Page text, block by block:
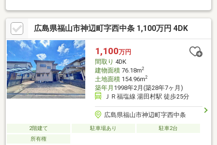
アーは【その場確定！ 見学予約する（無料）からご予約下さ
い】〇●〇●〇●〇●〇●〇●〇●〇●〇●〇●〇●〇●〇●◇駐車ストレ
スなし 前面道路の交通量が少なく、並列で4台の駐車が可能 出
し入れもスムーズで、来客時や家族の増車にも柔軟に対応できる
ゆとりある敷地◇広々とした住空間 全居室6帖以上のゆったり
とした間取り◇南向きで陽当たり・通風ともに良好◇井原市方面
へのアクセスも良好
広島県福山市神辺町字西中条 1,100万円 4DK
1,100万円
間取り 4DK
建物面積76.18m2
土地面積154.96m2
築年月 1998年2月(築28年7ヶ月)
ＪＲ福塩線 湯田村駅 徒歩25分
広島県福山市神辺町字西中条
2階建て 駐車場あり
駐車2台
所有権